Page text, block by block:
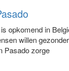
opkomend in
willen
Pasado zorge